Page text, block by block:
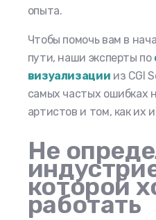
опыта.
Чтобы помочь вам в
пути, наши эксперты по
визуализации из CGI
самых частых ошибках
артистов и том, как их
Не
которой
работать